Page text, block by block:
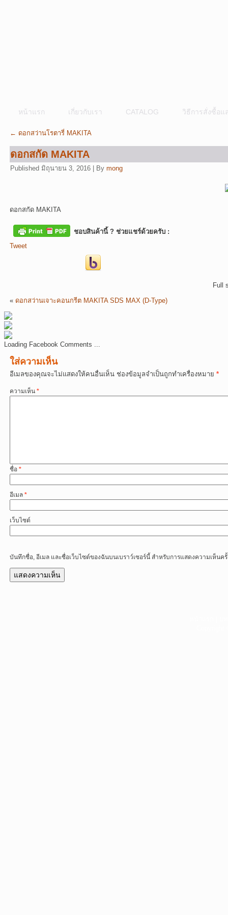
หน้าแรก เกี่ยวกับเรา CATALOG วิธีการสั่งซื้อแ
← ดอกสว่านโรตารี่ MAKITA
ดอกสกัด MAKITA
Published มิถุนายน 3, 2016 By mong
ดอกสกัด MAKITA
ชอบสินค้านี้ ? ช่วยแชร์ด้วยครับ :
Tweet
Full
« ดอกสว่านเจาะคอนกรีต MAKITA SDS MAX (D-Type)
Loading Facebook Comments ...
ใส่ความเห็น
อีเมลของคุณจะไม่แสดงให้คนอื่นเห็น ช่องข้อมูลจำเป็นถูกทำเครื่องหมาย *
ความเห็น *
ชื่อ *
อีเมล *
เว็บไซต์
บันทึกชื่อ, อีเมล และชื่อเว็บไซต์ของฉันบนเบราว์เซอร์นี้ สำหรับการแสดงความเห็นค